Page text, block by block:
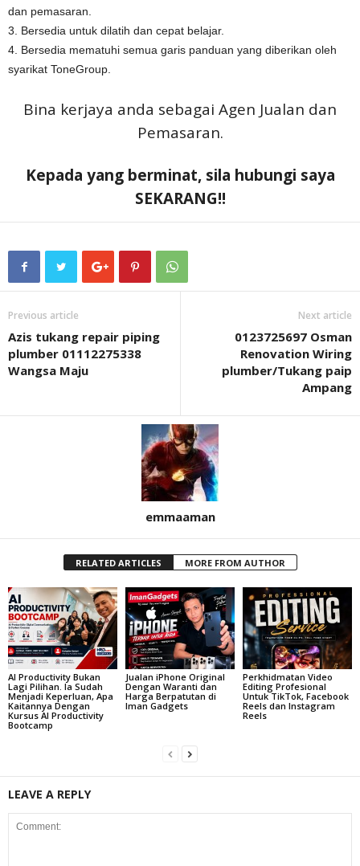
dan pemasaran.
3. Bersedia untuk dilatih dan cepat belajar.
4. Bersedia mematuhi semua garis panduan yang diberikan oleh
syarikat ToneGroup.
Bina kerjaya anda sebagai Agen Jualan dan
Pemasaran.
Kepada yang berminat, sila hubungi saya
SEKARANG!!
Previous article
Azis tukang repair piping
plumber 01112275338
Wangsa Maju
Next article
0123725697 Osman
Renovation Wiring
plumber/Tukang paip
Ampang
emmaaman
RELATED ARTICLES MORE FROM AUTHOR
AI Productivity Bukan
Lagi Pilihan. Ia Sudah
Menjadi Keperluan, Apa
Kaitannya Dengan
Kursus AI Productivity
Bootcamp
Jualan iPhone Original
Dengan Waranti dan
Harga Berpatutan di
Iman Gadgets
Perkhidmatan Video
Editing Profesional
Untuk TikTok, Facebook
Reels dan Instagram
Reels
LEAVE A REPLY